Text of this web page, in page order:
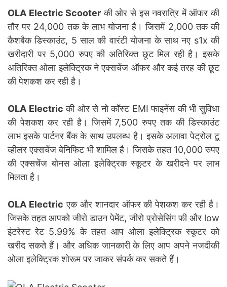
OLA Electric Scooter की ओर से इस नवरात्रि में ऑफर की
तौर पर 24,000 तक के लाभ योजना है। जिसमें 2,000 तक की
कैशबैक डिस्काउंट, 5 साल की वारंटी योजना के साथ नए s1x की
खरीदारी पर 5,000 रुपए की अतिरिक्त छूट मिल रही है। इसके
अतिरिक्त ओला इलेक्ट्रिक ने एक्सचेंज ऑफर और कई तरह की छूट
की पेशकश कर रही है।
OLA Electric की ओर से नो कॉस्ट EMI फाइनेंस की भी सुविधा
की पेशकश कर रही है। जिसमें 7,500 रुपए तक की डिस्काउंट
लाभ इसके पार्टनर बैंक के साथ उपलब्ध है। इसके अलावा पेट्रोल टू
व्हीलर एक्सचेंज बेनिफिट भी शामिल है। जिसके तहत 10,000 रुपए
की एक्सचेंज बोनस ओला इलेक्ट्रिक स्कूटर के खरीदने पर लाभ
मिलता है। ‌
OLA Electric एक और शानदार ऑफर की पेशकश कर रही है।
जिसके तहत आपको जीरो डाउन पेमेंट, जीरो प्रोसेसिंग फी और low
इंटरेस्ट रेट 5.99% के तहत आप ओला इलेक्ट्रिक स्कूटर को
खरीद सकते हैं। और अधिक जानकारी के लिए आप अपने नजदीकी
ओला इलेक्ट्रिक शोरूम पर जाकर संपर्क कर सकते हैं।